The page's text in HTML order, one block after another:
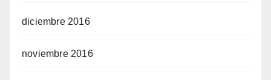
diciembre 2016
noviembre 2016